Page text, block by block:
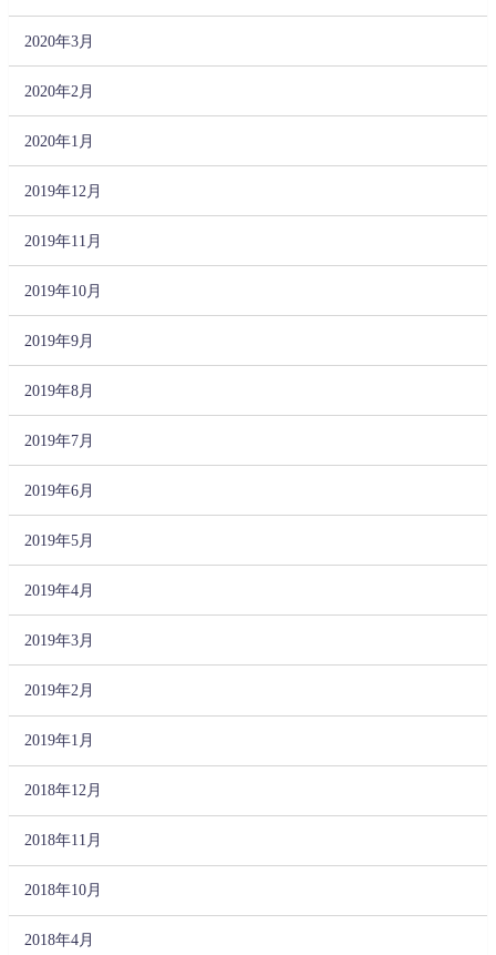
2020年3月
2020年2月
2020年1月
2019年12月
2019年11月
2019年10月
2019年9月
2019年8月
2019年7月
2019年6月
2019年5月
2019年4月
2019年3月
2019年2月
2019年1月
2018年12月
2018年11月
2018年10月
2018年4月